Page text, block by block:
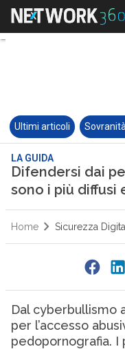
Ultimi articoli
LA GUIDA
Difendersi dai
sono i più diffusi
Home Sicurezza
Dal cyberbullismo
per l’accesso
pedopornografia. I